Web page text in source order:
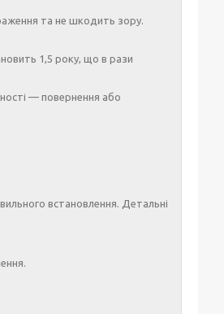
та не шкодить зору.
1,5 року, що в рази
— повернення або
встановлення. Детальні